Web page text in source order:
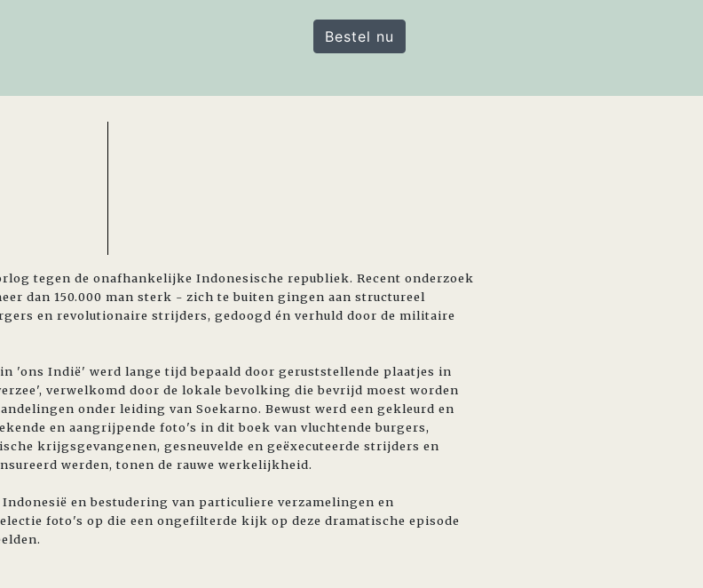
Bestel nu
tegen de onafhankelijke Indonesische republiek. Recent onderzoek
dan 150.000 man sterk - zich te buiten gingen aan structureel
en revolutionaire strijders, gedoogd én verhuld door de militaire
'ons Indië' werd lange tijd bepaald door geruststellende plaatjes in
verwelkomd door de lokale bevolking die bevrijd moest worden
onder leiding van Soekarno. Bewust werd een gekleurd en
en aangrijpende foto's in dit boek van vluchtende burgers,
krijgsgevangenen, gesneuvelde en geëxecuteerde strijders en
werden, tonen de rauwe werkelijkheid.
en bestudering van particuliere verzamelingen en
foto's op die een ongefilterde kijk op deze dramatische episode